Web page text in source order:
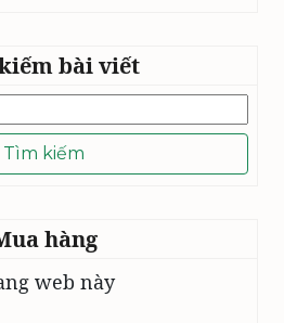
bài viết
hàng
web này